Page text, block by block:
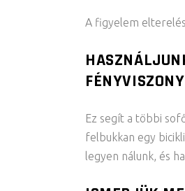
A figyelem
Ez segít a többi
felbukkan egy
legyen nálunk, és